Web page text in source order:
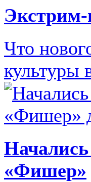
Экстрим-
Что
культуры
«Фишер»